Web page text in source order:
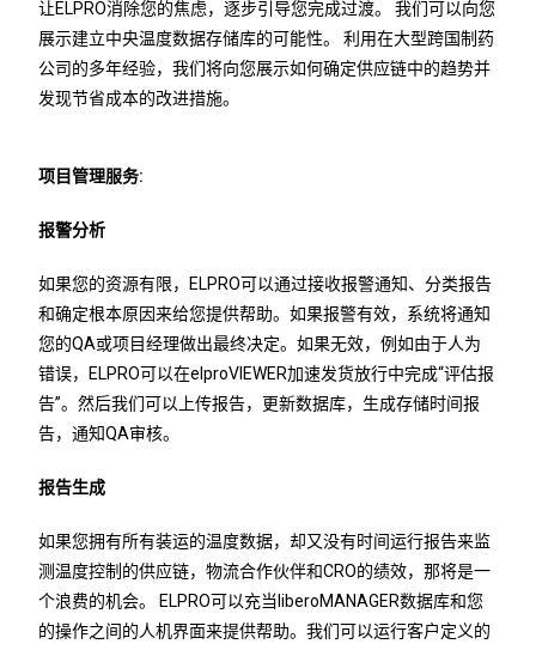
让ELPRO消除您的焦虑，逐步引导您完成过渡。 我们可以向您
展示建立中央温度数据存储库的可能性。 利用在大型跨国制药
公司的多年经验，我们将向您展示如何确定供应链中的趋势并
发现节省成本的改进措施。
项目管理服务:
报警分析
如果您的资源有限，ELPRO可以通过接收报警通知、分类报告
和确定根本原因来给您提供帮助。如果报警有效，系统将通知
您的QA或项目经理做出最终决定。如果无效，例如由于人为
错误，ELPRO可以在elproVIEWER加速发货放行中完成“评估报
告”。然后我们可以上传报告，更新数据库，生成存储时间报
告，通知QA审核。
报告生成
如果您拥有所有装运的温度数据，却又没有时间运行报告来监
测温度控制的供应链，物流合作伙伴和CRO的绩效，那将是一
个浪费的机会。 ELPRO可以充当liberoMANAGER数据库和您
的操作之间的人机界面来提供帮助。我们可以运行客户定义的